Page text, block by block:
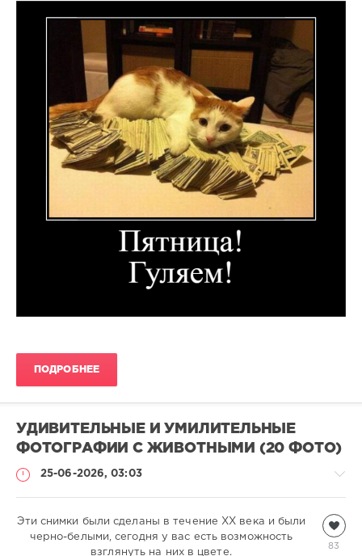
ПОДРОБНЕЕ
УДИВИТЕЛЬНЫЕ И УМИЛИТЕЛЬНЫЕ
ФОТОГРАФИИ С ЖИВОТНЫМИ (20 ФОТО)
25-06-2026, 03:03
Всякая
всячина
83
Эти снимки были сделаны в течение XX века и были
черно-белыми, сегодня у вас есть возможность
взглянуть на них в цвете.